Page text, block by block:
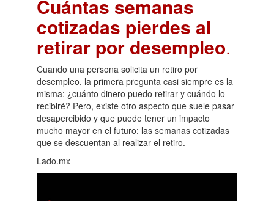
Cuántas semanas
cotizadas pierdes al
retirar por desempleo.
Cuando una persona solicita un retiro por
desempleo, la primera pregunta casi siempre es la
misma: ¿cuánto dinero puedo retirar y cuándo lo
recibiré? Pero, existe otro aspecto que suele pasar
desapercibido y que puede tener un impacto
mucho mayor en el futuro: las semanas cotizadas
que se descuentan al realizar el retiro.
Lado.mx